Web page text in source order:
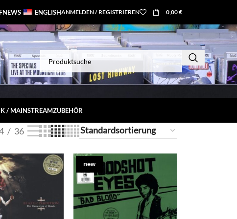
NEWS ENGLISHANMELDEN / REGISTRIEREN 0,00€
/ MAINSTREAMZUBEHÖR
36
new